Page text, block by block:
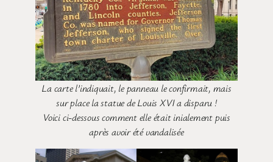
La carte l’indiquait, le panneau le confirmait, mais
sur place la statue de Louis XVI a disparu !
Voici ci-dessous comment elle était inialement puis
après avoir été vandalisée